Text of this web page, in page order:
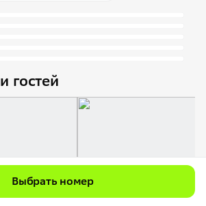
гостей
Выбрать номер